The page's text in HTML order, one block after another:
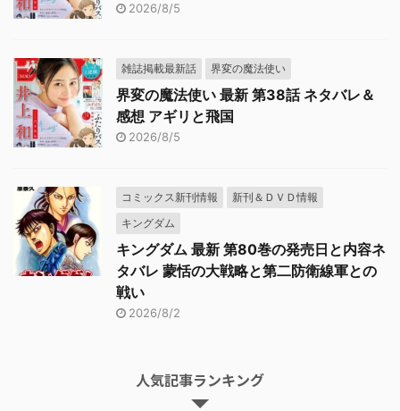
2026/8/5
雑誌掲載最新話 界変の魔法使い
界変の魔法使い 最新 第38話 ネタバレ＆
感想 アギリと飛国
2026/8/5
コミックス新刊情報
新刊＆ＤＶＤ情報
キングダム
キングダム 最新 第80巻の発売日と内容ネ
タバレ 蒙恬の大戦略と第二防衛線軍との
戦い
2026/8/2
人気記事ランキング